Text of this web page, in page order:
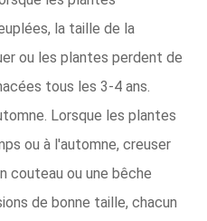
la taille de la
ou les plantes perdent de
tous les 3-4 ans.
Lorsque les plantes
ou à l'automne, creuser
couteau ou une bêche
de bonne taille, chacun